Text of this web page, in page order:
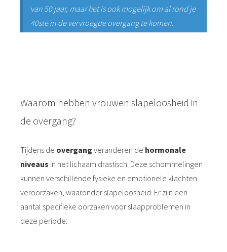
van 50 jaar, maar het is ook mogelijk om al rond je
40ste in de vervroegde overgang te komen.
Waarom hebben vrouwen slapeloosheid in
de overgang?
Tijdens de overgang veranderen de hormonale
niveaus in het lichaam drastisch. Deze schommelingen
kunnen verschillende fysieke en emotionele klachten
veroorzaken, waaronder slapeloosheid. Er zijn een
aantal specifieke oorzaken voor slaapproblemen in
deze periode: